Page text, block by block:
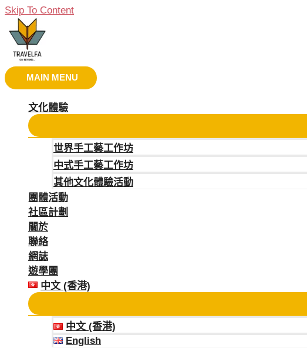
Skip To Content
MAIN MENU
文化體驗
世界手工藝工作坊
中式手工藝工作坊
其他文化體驗活動
團體活動
社區計劃
關於
聯絡
網誌
遊學團
中文 (香港)
中文 (香港)
English